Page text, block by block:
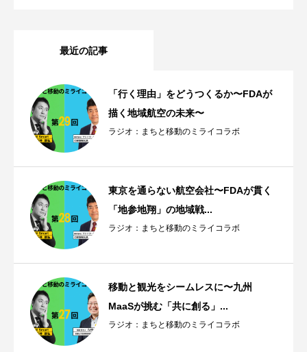
最近の記事
「行く理由」をどうつくるか〜FDAが
描く地域航空の未来〜
ラジオ：まちと移動のミライコラボ
東京を通らない航空会社〜FDAが貫く
「地参地翔」の地域戦...
ラジオ：まちと移動のミライコラボ
移動と観光をシームレスに〜九州
MaaSが挑む「共に創る」...
ラジオ：まちと移動のミライコラボ